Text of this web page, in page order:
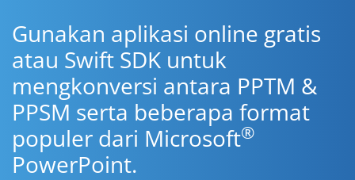
Gunakan aplikasi online gratis
atau Swift SDK untuk
mengkonversi antara PPTM &
PPSM serta beberapa format
populer dari Microsoft®
PowerPoint.